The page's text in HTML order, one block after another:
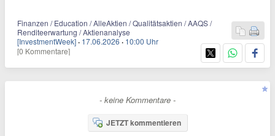
Finanzen / Education / AlleAktien / Qualitätsaktien / AAQS /
Renditeerwartung / Aktienanalyse
[InvestmentWeek] · 17.06.2026 · 10:00 Uhr
[0 Kommentare]
- keine Kommentare -
JETZT kommentieren